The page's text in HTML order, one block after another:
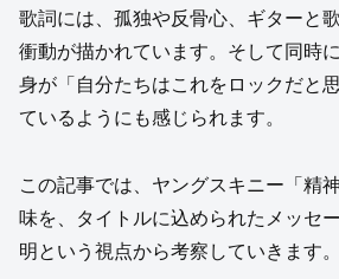
歌詞には、孤独や反骨心、ギターと
衝動が描かれています。そして同時
身が「自分たちはこれをロックだと
ているようにも感じられます。
この記事では、ヤングスキニー「精
味を、タイトルに込められたメッセ
明という視点から考察していきます。